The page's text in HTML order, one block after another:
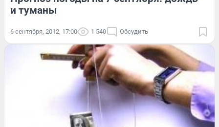
и туманы
6 сентября, 2012, 17:00 1 540 Обсудить